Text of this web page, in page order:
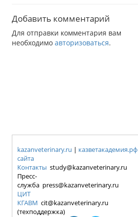
Добавить комментарий
Для отправки комментария вам
необходимо авторизоваться.
kazanveterinary.ru | казветакадемия.рф
сайта
Контакты study@kazanveterinary.ru
Пресс-
служба press@kazanveterinary.ru
ЦИТ
КГАВМ cit@kazanveterinary.ru
(техподдержка)